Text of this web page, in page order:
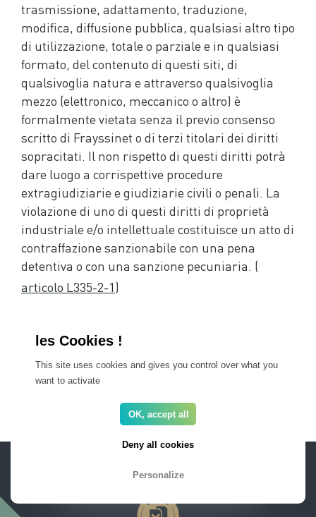
trasmissione, adattamento, traduzione,
modifica, diffusione pubblica, qualsiasi altro tipo
di utilizzazione, totale o parziale e in qualsiasi
formato, del contenuto di questi siti, di
qualsivoglia natura e attraverso qualsivoglia
mezzo (elettronico, meccanico o altro) è
formalmente vietata senza il previo consenso
scritto di Frayssinet o di terzi titolari dei diritti
sopracitati. Il non rispetto di questi diritti potrà
dare luogo a corrispettive procedure
extragiudiziarie e giudiziarie civili o penali. La
violazione di uno di questi diritti di proprietà
industriale e/o intellettuale costituisce un atto di
contraffazione sanzionabile con una pena
detentiva o con una sanzione pecuniaria. (
articolo L335-2-1)
Questo sito web è soggetto alle leggi francesi. In
caso di controversie, sarà competente soltanto il
Informazioni legali
This site uses cookies and gives you control over what you
want to activate
OK, accept all
Deny all cookies
Personalize